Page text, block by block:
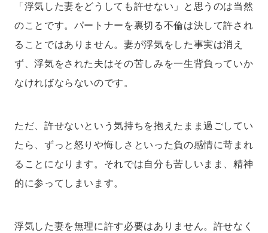
「浮気した妻をどうしても許せない」と思うのは当然
のことです。パートナーを裏切る不倫は決して許され
ることではありません。妻が浮気をした事実は消え
ず、浮気をされた夫はその苦しみを一生背負っていか
なければならないのです。
ただ、許せないという気持ちを抱えたまま過ごしてい
たら、ずっと怒りや悔しさといった負の感情に苛まれ
ることになります。それでは自分も苦しいまま、精神
的に参ってしまいます。
浮気した妻を無理に許す必要はありません。許せなく